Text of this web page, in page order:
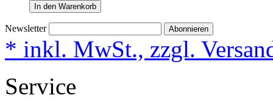
In den Warenkorb
Newsletter Abonnieren
* inkl. MwSt., zzgl.
Service